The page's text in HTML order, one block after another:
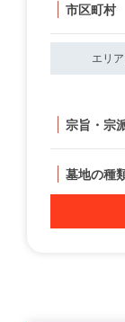
市区町村
エリ
宗旨・宗
墓地の種